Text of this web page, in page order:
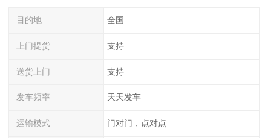
目的地 全国
上门提货 支持
送货上门 支持
发车频率 天天发车
运输模式 门对门，点对点